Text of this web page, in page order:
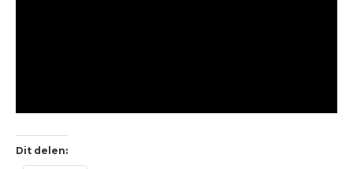
Dit delen: